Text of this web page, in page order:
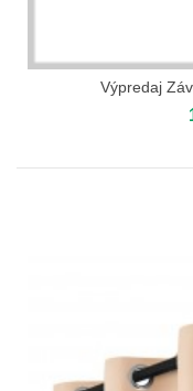
Výpredaj